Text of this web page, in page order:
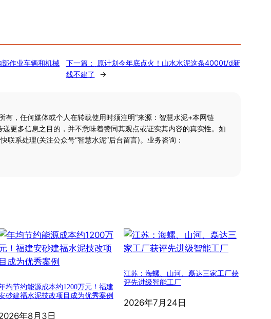
作业车辆和机械
下一篇：
原计划今年底点火！山水水泥这条4000t/d新
线不建了
→
有，任何媒体或个人在转载使用时须注明“来源：智慧水泥+本网链
更多信息之目的，并不意味着赞同其观点或证实其内容的真实性。如
联系处理(关注公众号“智慧水泥”后台留言)。业务咨询：
均节约能源成本约1200万元！福建
砂建福水泥技改项目成为优秀案例
年8月3日
江苏：海螺、山河、磊达三家工厂获
评先进级智能工厂
2026年7月24日